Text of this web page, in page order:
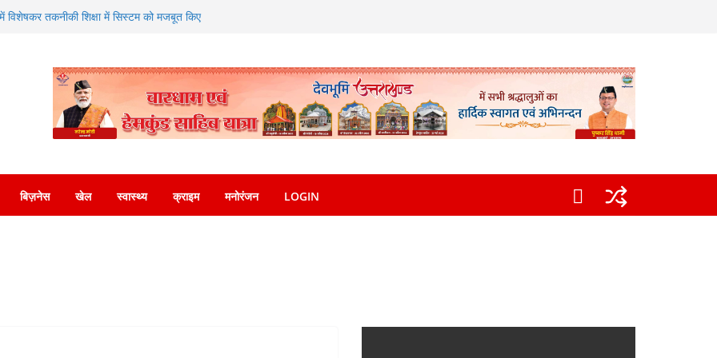
विशेषकर तकनीकी शिक्षा में सिस्टम को मजबूत किए
पर वायरल वीडियो का संज्ञान लेकर त्वरित
ने किया गिरफ्तार
व्यक्त करते हुए कृषि मंत्री गणेश जोशी ने
ने शंकराचार्य चौक पर लगाया निःशुल्क
बिज़नेस खेल स्वास्थ्य क्राइम मनोरंजन LOGIN